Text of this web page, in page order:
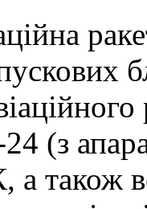
(з
також